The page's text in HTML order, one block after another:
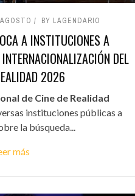
BY LAGENDARIO
A INSTITUCIONES A
DEL
2026
de Cine de Realidad
instituciones públicas a
la búsqueda...
más